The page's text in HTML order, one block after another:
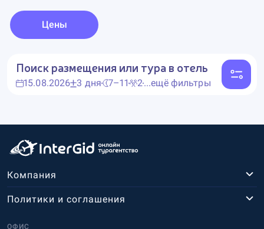
Цены
Поиск размещения или тура в отель
15.08.2026 3 дня 7–11 2...ещё фильтры
Компания
ОФИС
Политики и соглашения